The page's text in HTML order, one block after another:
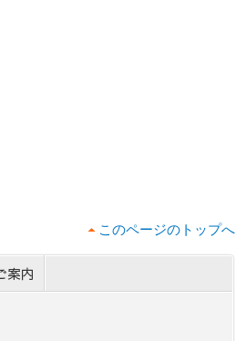
このページのトップへ